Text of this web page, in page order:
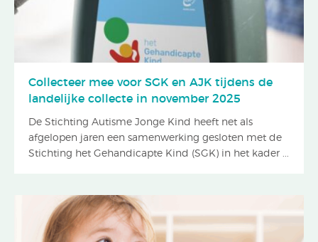
Collecteer mee voor SGK en AJK tijdens de
landelijke collecte in november 2025
De Stichting Autisme Jonge Kind heeft net als
afgelopen jaren een samenwerking gesloten met de
Stichting het Gehandicapte Kind (SGK) in het kader ...